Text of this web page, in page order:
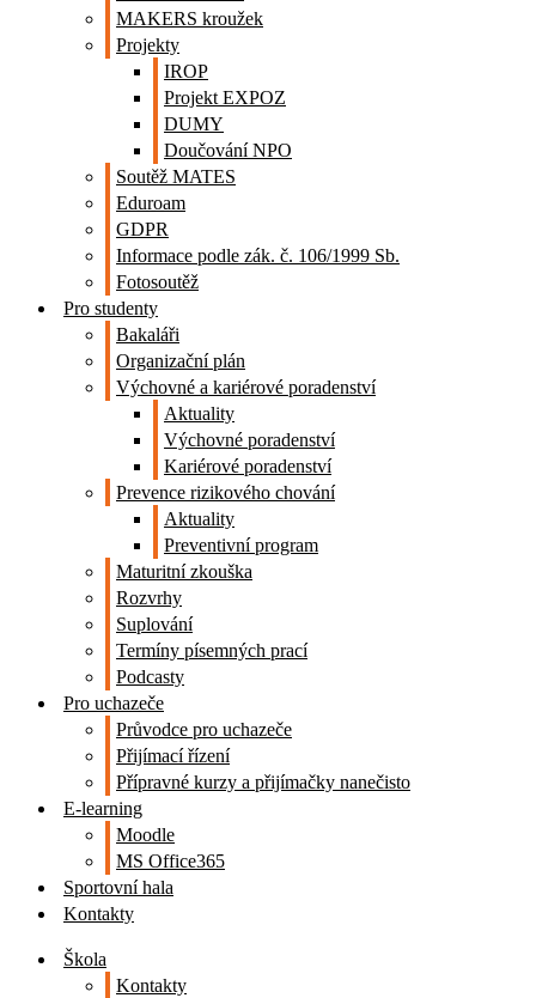
MAKERS kroužek
Projekty
IROP
Projekt EXPOZ
DUMY
Doučování NPO
Soutěž MATES
Eduroam
GDPR
Informace podle zák. č. 106/1999 Sb.
Fotosoutěž
Pro studenty
Bakaláři
Organizační plán
Výchovné a kariérové poradenství
Aktuality
Výchovné poradenství
Kariérové poradenství
Prevence rizikového chování
Aktuality
Preventivní program
Maturitní zkouška
Rozvrhy
Suplování
Termíny písemných prací
Podcasty
Pro uchazeče
Průvodce pro uchazeče
Přijímací řízení
Přípravné kurzy a přijímačky nanečisto
E-learning
Moodle
MS Office365
Sportovní hala
Kontakty
Škola
Kontakty